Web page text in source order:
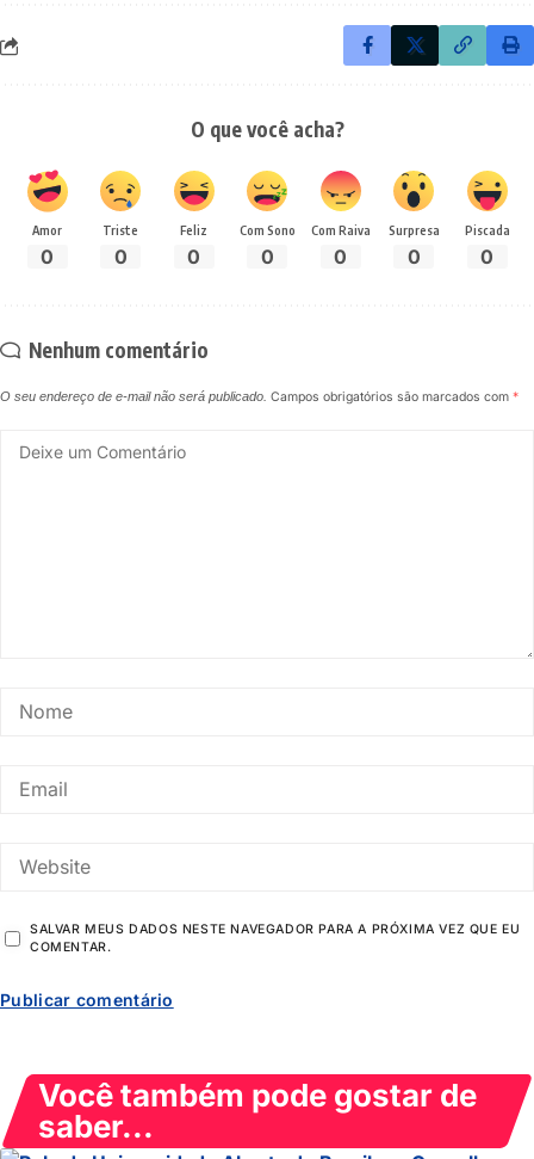
O que você acha?
Amor
0
Triste
0
Feliz
0
Com Sono
0
Com Raiva
0
Surpresa
0
Piscada
0
Nenhum comentário
O seu endereço de e-mail não será publicado. Campos obrigatórios são marcados com *
SALVAR MEUS DADOS NESTE NAVEGADOR PARA A PRÓXIMA VEZ QUE EU
COMENTAR.
Você também pode gostar de
saber...